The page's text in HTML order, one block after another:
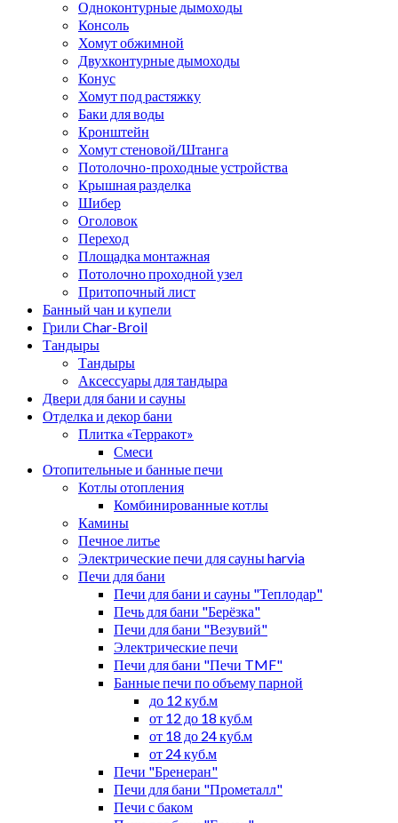
Одноконтурные дымоходы
Консоль
Хомут обжимной
Двухконтурные дымоходы
Конус
Хомут под растяжку
Баки для воды
Кронштейн
Хомут стеновой/Штанга
Потолочно-проходные устройства
Крышная разделка
Шибер
Оголовок
Переход
Площадка монтажная
Потолочно проходной узел
Притопочный лист
Банный чан и купели
Грили Char-Broil
Тандыры
Тандыры
Аксессуары для тандыра
Двери для бани и сауны
Отделка и декор бани
Плитка «Терракот»
Смеси
Отопительные и банные печи
Котлы отопления
Комбинированные котлы
Камины
Печное литье
Электрические печи для сауны harvia
Печи для бани
Печи для бани и сауны "Теплодар"
Печь для бани "Берёзка"
Печи для бани "Везувий"
Электрические печи
Печи для бани "Печи TMF"
Банные печи по объему парной
до 12 куб.м
от 12 до 18 куб.м
от 18 до 24 куб.м
от 24 куб.м
Печи "Бренеран"
Печи для бани "Прометалл"
Печи с баком